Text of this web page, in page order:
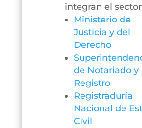
integran el
Ministerio de
Justicia y del
Derecho
de Notariado y
Registro
Registraduría
Nacional de
Civil